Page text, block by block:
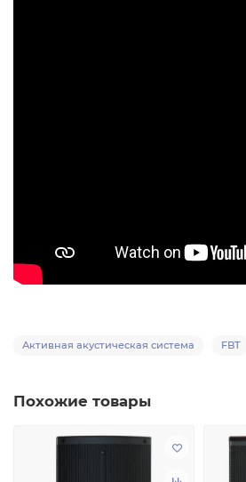
Активная акустическая система FBT
Похожие товары